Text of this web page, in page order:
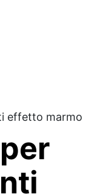
effetto marmo